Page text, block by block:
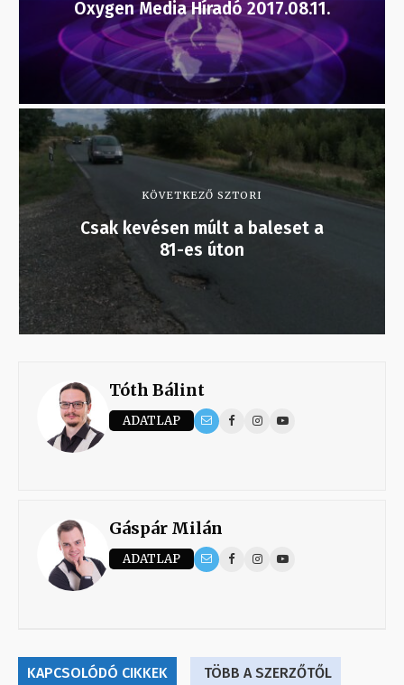
Oxygen Media Híradó 2017.08.11.
KÖVETKEZŐ SZTORI
Csak kevésen múlt a baleset a
81-es úton
Tóth Bálint
ADATLAP
Gáspár Milán
ADATLAP
KAPCSOLÓDÓ CIKKEK TÖBB A SZERZŐTŐL